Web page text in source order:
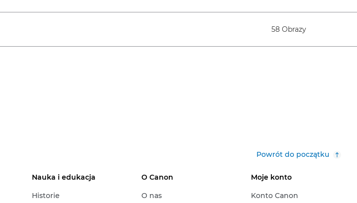
58 Obrazy
Powrót do początku
Nauka i edukacja
Historie
O Canon
O nas
Moje konto
Konto Canon